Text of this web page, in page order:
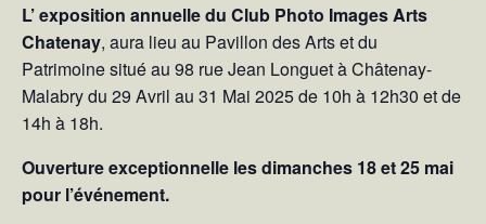
L’ exposition annuelle du Club Photo Images Arts
Chatenay, aura lieu au Pavillon des Arts et du
Patrimoine situé au 98 rue Jean Longuet à Châtenay-
Malabry du 29 Avril au 31 Mai 2025 de 10h à 12h30 et de
14h à 18h.
Ouverture exceptionnelle les dimanches 18 et 25 mai
pour l’événement.